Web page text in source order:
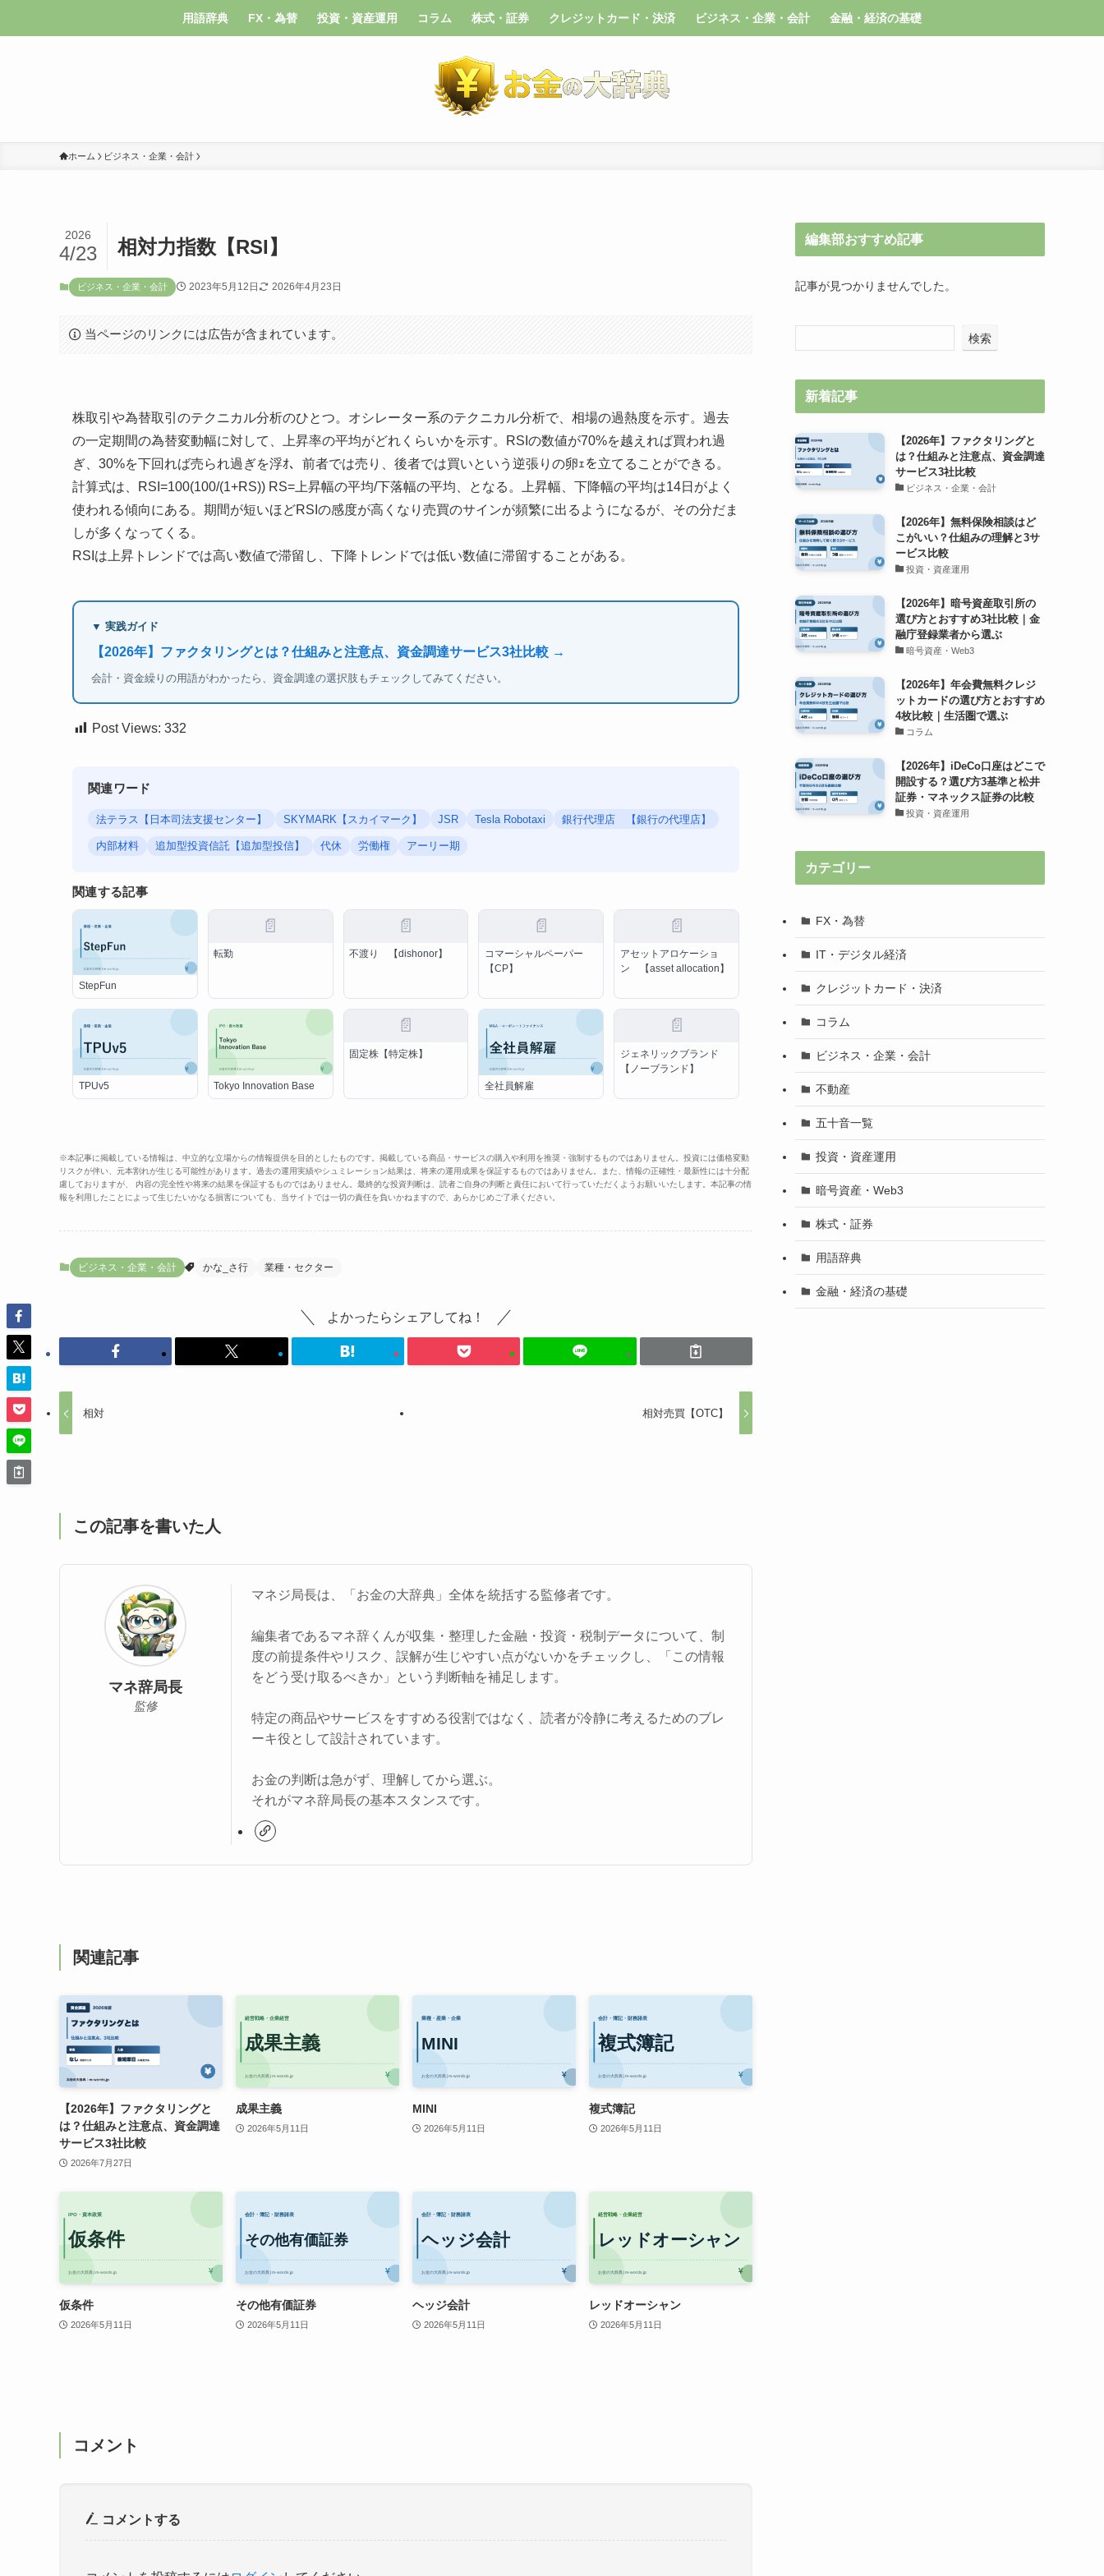
用語辞典 FX・為替 投資・資産運用 コラム 株式・証券 クレジットカード・決済 ビジネス・企業・会計 金融・経済の基礎
ホーム ビジネス・企業・会計
相対力指数【RSI】
2026
4/23
ビジネス・企業・会計 2023年5月12日 2026年4月23日
当ページのリンクには広告が含まれています。
株取引や為替取引のテクニカル分析のひとつ。オシレーター系のテクニカル分析で、相場の過熱度を示す。過去
の一定期間の為替変動幅に対して、上昇率の平均がどれくらいかを示す。RSIの数値が70%を越えれば買われ過
ぎ、30%を下回れば売られ過ぎを浮ｵ、前者では売り、後者では買いという逆張りの卵ｪを立てることができる。
計算式は、RSI=100(100/(1+RS)) RS=上昇幅の平均/下落幅の平均、となる。上昇幅、下降幅の平均は14日がよく
使われる傾向にある。期間が短いほどRSIの感度が高くなり売買のサインが頻繁に出るようになるが、その分だま
しが多くなってくる。
RSIは上昇トレンドでは高い数値で滞留し、下降トレンドでは低い数値に滞留することがある。
▼ 実践ガイド
【2026年】ファクタリングとは？仕組みと注意点、資金調達サービス3社比較 →
会計・資金繰りの用語がわかったら、資金調達の選択肢もチェックしてみてください。
Post Views: 332
関連ワード
法テラス【日本司法支援センター】 SKYMARK【スカイマーク】 JSR Tesla Robotaxi 銀行代理店 【銀行の代理店】
内部材料 追加型投資信託【追加型投信】 代休 労働権 アーリー期
関連する記事
StepFun
📄
転勤
📄
不渡り 【dishonor】
📄
コマーシャルペーパー
【CP】
📄
アセットアロケーショ
ン 【asset allocation】
TPUv5 Tokyo Innovation Base
📄
固定株【特定株】
全社員解雇
📄
ジェネリックブランド
【ノーブランド】
※本記事に掲載している情報は、中立的な立場からの情報提供を目的としたものです。掲載している商品・サービスの購入や利用を推奨・強制するものではありません。投資には価格変動
リスクが伴い、元本割れが生じる可能性があります。過去の運用実績やシュミレーション結果は、将来の運用成果を保証するものではありません。また、情報の正確性・最新性には十分配
慮しておりますが、 内容の完全性や将来の結果を保証するものではありません。最終的な投資判断は、読者ご自身の判断と責任において行っていただくようお願いいたします。本記事の情
報を利用したことによって生じたいかなる損害についても、当サイトでは一切の責任を負いかねますので、あらかじめご了承ください。
ビジネス・企業・会計 かな_さ行 業種・セクター
よかったらシェアしてね！
相対 相対売買【OTC】
この記事を書いた人
マネ辞局長
監修
マネジ局長は、「お金の大辞典」全体を統括する監修者です。
編集者であるマネ辞くんが収集・整理した金融・投資・税制データについて、制
度の前提条件やリスク、誤解が生じやすい点がないかをチェックし、「この情報
をどう受け取るべきか」という判断軸を補足します。
特定の商品やサービスをすすめる役割ではなく、読者が冷静に考えるためのブレ
ーキ役として設計されています。
お金の判断は急がず、理解してから選ぶ。
それがマネ辞局長の基本スタンスです。
関連記事
【2026年】ファクタリングと
は？仕組みと注意点、資金調達
サービス3社比較
2026年7月27日
成果主義
2026年5月11日
MINI
2026年5月11日
複式簿記
2026年5月11日
仮条件
2026年5月11日
その他有価証券
2026年5月11日
ヘッジ会計
2026年5月11日
レッドオーシャン
2026年5月11日
コメント
コメントする
編集部おすすめ記事
記事が見つかりませんでした。
検索
新着記事
【2026年】ファクタリングと
は？仕組みと注意点、資金調達
サービス3社比較
ビジネス・企業・会計
【2026年】無料保険相談はど
こがいい？仕組みの理解と3サ
ービス比較
投資・資産運用
【2026年】暗号資産取引所の
選び方とおすすめ3社比較｜金
融庁登録業者から選ぶ
暗号資産・Web3
【2026年】年会費無料クレジ
ットカードの選び方とおすすめ
4枚比較｜生活圏で選ぶ
コラム
【2026年】iDeCo口座はどこで
開設する？選び方3基準と松井
証券・マネックス証券の比較
投資・資産運用
カテゴリー
FX・為替
IT・デジタル経済
クレジットカード・決済
コラム
ビジネス・企業・会計
不動産
五十音一覧
投資・資産運用
暗号資産・Web3
株式・証券
用語辞典
金融・経済の基礎